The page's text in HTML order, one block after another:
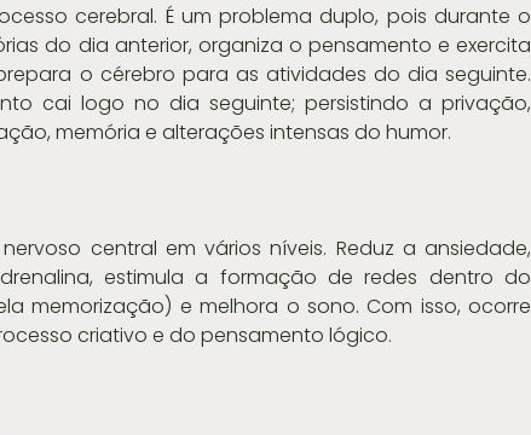
cerebral. É um problema duplo, pois durante o
do dia anterior, organiza o pensamento e exercita
o cérebro para as atividades do dia seguinte.
cai logo no dia seguinte; persistindo a privação,
memória e alterações intensas do humor.
central em vários níveis. Reduz a ansiedade,
estimula a formação de redes dentro do
memorização) e melhora o sono. Com isso, ocorre
criativo e do pensamento lógico.